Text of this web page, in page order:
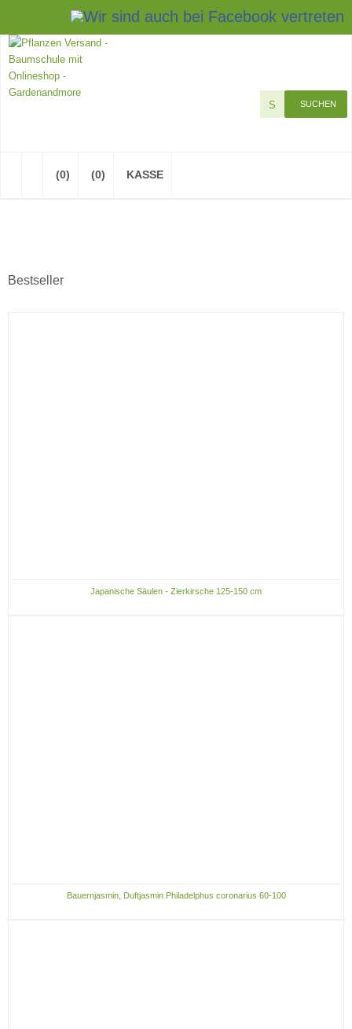
SUCHEN
(0) (0) KASSE
Bestseller
Japanische Säulen - Zierkirsche 125-150 cm
Bauernjasmin, Duftjasmin Philadelphus coronarius 60-100